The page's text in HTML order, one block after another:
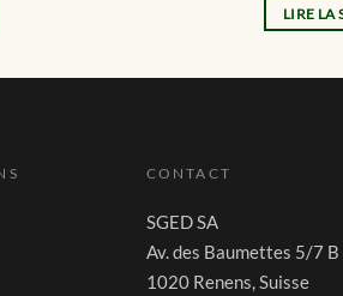
LIRE LA
CONTACT
SGED SA
Av. des Baumettes 5/7 B
1020 Renens, Suisse